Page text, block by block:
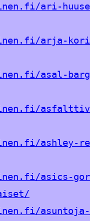
ari-
arja-
asal-
ashley-
asics-
asuntoja-